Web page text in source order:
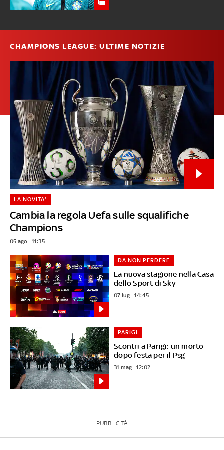
CHAMPIONS LEAGUE: ULTIME NOTIZIE
Cambia la regola Uefa sulle squalifiche
Champions
LA NOVITA'
05 ago - 11:35
La nuova stagione nella Casa
dello Sport di Sky
DA NON PERDERE
07 lug - 14:45
Scontri a Parigi: un morto
dopo festa per il Psg
PARIGI
31 mag - 12:02
PUBBLICITÀ